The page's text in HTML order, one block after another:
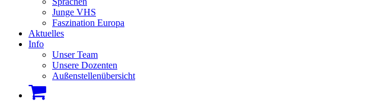
Junge VHS
Faszination Europa
Aktuelles
Info
Unser Team
Unsere Dozenten
Außenstellenübersicht